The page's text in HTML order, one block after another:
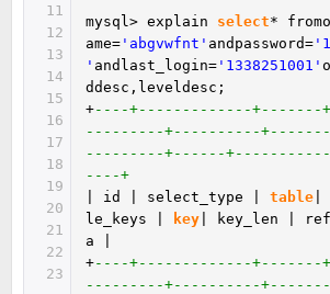
11
12
13
14
15
16
17
18
19
20
21
22
23
mysql> explain select*
ame= 'abgvwfnt' andpassword=
' andlast_login= '1338251001'
ddesc,leveldesc;
+----+-------------+-------
---------+----------
---------+------
----+
| id | select_type | table |
le_keys |
key | key_len |
a |
+----+-------------+-------
---------+----------